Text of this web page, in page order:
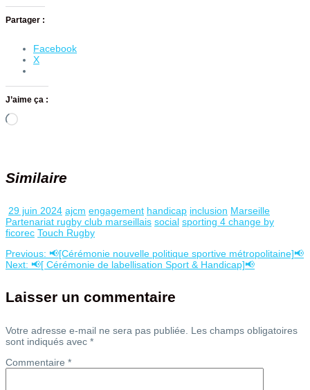
Partager :
Facebook
X
J’aime ça :
Chargement…
Similaire
29 juin 2024 ajcm engagement handicap inclusion Marseille
Partenariat rugby club marseillais social sporting 4 change by
ficorec Touch Rugby
Navigation
de
l’article
Previous: Previous
post:
📢[Cérémonie nouvelle politique sportive métropolitaine]📢
Next: Next
📢[ Cérémonie de labellisation Sport & Handicap]📢
Laisser un commentaire
Votre adresse e-mail ne sera pas publiée. Les champs obligatoires
sont indiqués avec *
Commentaire *